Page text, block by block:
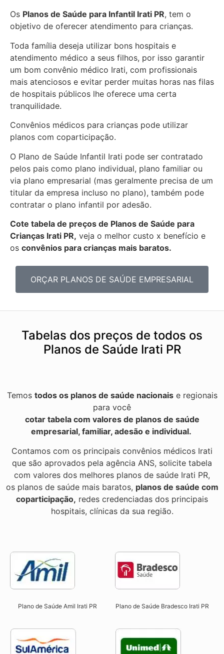
Os Planos de Saúde para Infantil Irati PR, tem o
objetivo de oferecer atendimento para crianças.
Toda família deseja utilizar bons hospitais e
atendimento médico a seus filhos, por isso garantir
um bom convênio médico Irati, com profissionais
mais atenciosos e evitar perder muitas horas nas filas
de hospitais públicos lhe oferece uma certa
tranquilidade.
Convênios médicos para crianças pode utilizar
planos com coparticipação.
O Plano de Saúde Infantil Irati pode ser contratado
pelos pais como plano individual, plano familiar ou
via plano empresarial (mas geralmente precisa de um
titular da empresa incluso no plano), também pode
contratar o plano infantil por adesão.
Cote tabela de preços de Planos de Saúde para
Crianças Irati PR, veja o melhor custo x benefício e
os convênios para crianças mais baratos.
ORÇAR PLANOS DE SAÚDE EMPRESARIAL
Tabelas dos preços de todos os
Planos de Saúde Irati PR
Temos todos os planos de saúde nacionaise regionais
para você
cotar tabela com valores de planos de saúde
empresarial, familiar, adesão e individual.
Contamos com os principais convênios médicos Irati
que são aprovados pela agência ANS, solicite tabela
com valores dos melhores planos de saúde Irati PR,
os planos de saúde mais baratos, planos de saúde com
coparticipação, redes credenciadas dos principais
hospitais, clínicas da sua região.
Plano de Saúde Amil Irati PR Plano de Saúde Bradesco Irati PR